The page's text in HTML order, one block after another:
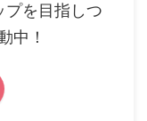
プを目指しつ
中！